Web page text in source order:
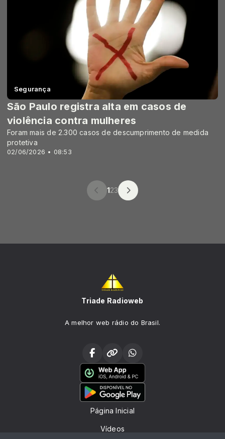
Segurança
02/06/2026 • 08:53
São Paulo registra alta em casos de
violência contra mulheres
Foram mais de 2.300 casos de descumprimento de medida
protetiva
123
Triade Radioweb
A melhor web rádio do Brasil.
Página Inicial
Vídeos